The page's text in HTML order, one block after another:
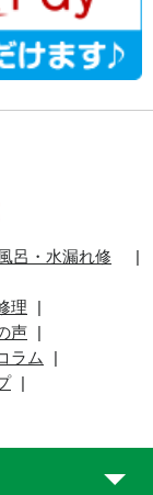
呂・水漏れ修
理
声
ラム